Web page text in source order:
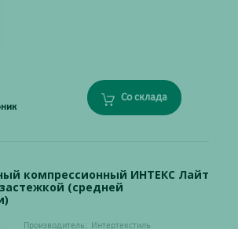
Со склада
компрессионный ИНТЕКС Лайт
(средней
Производитель: Интертекстиль